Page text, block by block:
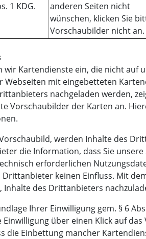
1 KDG.
anderen Seiten nicht
wünschen, klicken Sie
Vorschaubilder nicht an.
wir Kartendienste ein, die nicht auf
Webseiten mit eingebetteten
nachgeladen werden,
Vorschaubilder der Karten an.
werden Inhalte des
die Information, dass Sie unsere
erforderlichen
keinen Einfluss. Mit
Inhalte des Drittanbieters
Ihrer Einwilligung gem. § 6
Einwilligung über einen Klick auf
die Einbettung mancher